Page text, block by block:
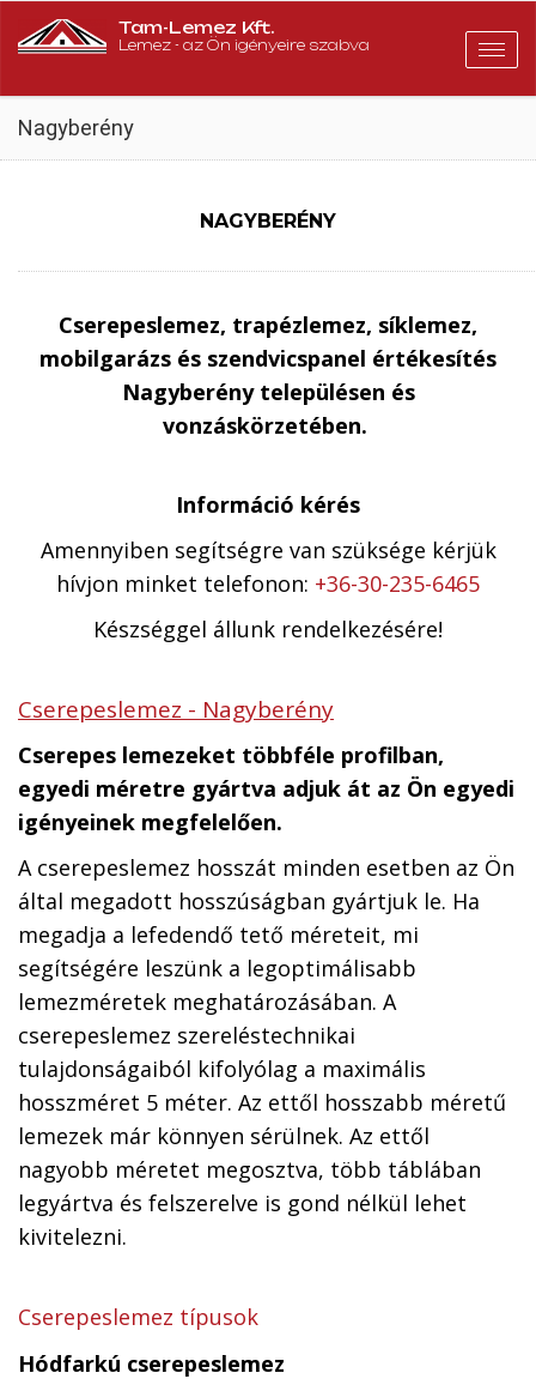
Tam-Lemez Kft.
Lemez - az Ön igényeire szabva
Nagyberény
NAGYBERÉNY
Cserepeslemez, trapézlemez, síklemez,
mobilgarázs és szendvicspanel értékesítés
Nagyberény településen és
vonzáskörzetében.
Információ kérés
Amennyiben segítségre van szüksége kérjük
hívjon minket telefonon: +36-30-235-6465
Készséggel állunk rendelkezésére!
Cserepeslemez - Nagyberény
Cserepes lemezeket többféle profilban,
egyedi méretre gyártva adjuk át az Ön egyedi
igényeinek megfelelően.
A cserepeslemez hosszát minden esetben az Ön
által megadott hosszúságban gyártjuk le. Ha
megadja a lefedendő tető méreteit, mi
segítségére leszünk a legoptimálisabb
lemezméretek meghatározásában. A
cserepeslemez szereléstechnikai
tulajdonságaiból kifolyólag a maximális
hosszméret 5 méter. Az ettől hosszabb méretű
lemezek már könnyen sérülnek. Az ettől
nagyobb méretet megosztva, több táblában
legyártva és felszerelve is gond nélkül lehet
kivitelezni.
Cserepeslemez típusok
Hódfarkú cserepeslemez